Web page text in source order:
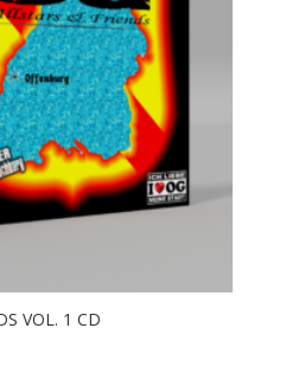
VOL. 1 CD